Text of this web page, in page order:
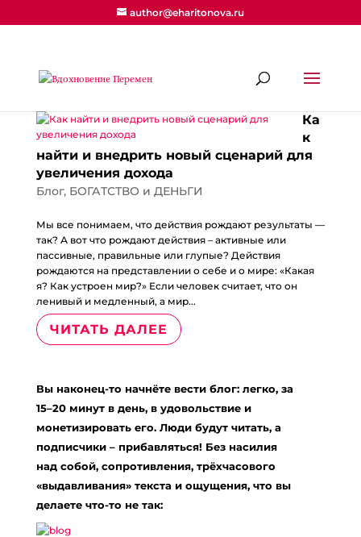
author@eharitonova.ru
Ка
к
найти и внедрить новый сценарий для
увеличения дохода
Блог, БОГАТСТВО и ДЕНЬГИ
Мы все понимаем, что действия рождают результаты —
так? А вот что рождают действия – активные или
пассивные, правильные или глупые? Действия
рождаются на представлении о себе и о мире: «Какая
я? Как устроен мир?» Если человек считает, что он
ленивый и медленный, а мир...
ЧИТАТЬ ДАЛЕЕ
Вы наконец-то начнёте вести блог: легко, за
15–20 минут в день, в удовольствие и
монетизировать его. Люди будут читать, а
подписчики – прибавляться! Без насилия
над собой, сопротивления, трёхчасового
«выдавливания» текста и ощущения, что вы
делаете что-то не так: